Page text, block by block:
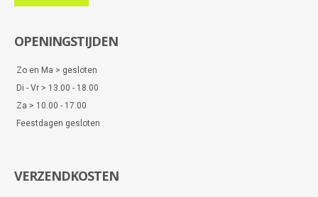
OPENINGSTIJDEN
Zo en Ma > gesloten
Di - Vr > 13.00 - 18.00
Za > 10.00 - 17.00
Feestdagen gesloten
VERZENDKOSTEN